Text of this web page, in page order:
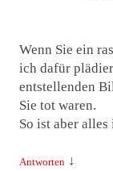
Wenn Sie ein
ich dafür
entstellenden
Sie tot waren.
So ist aber
Antworten ↓